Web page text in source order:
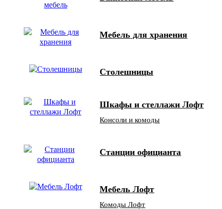
Мебель для хранения
Столешницы
Шкафы и стеллажи Лофт
Консоли и комоды
Станции официанта
Мебель Лофт
Комоды Лофт